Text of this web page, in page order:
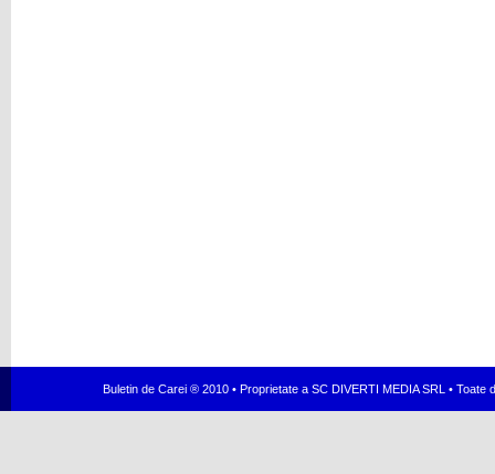
Buletin de Carei ® 2010 • Proprietate a SC DIVERTI MEDIA SRL •